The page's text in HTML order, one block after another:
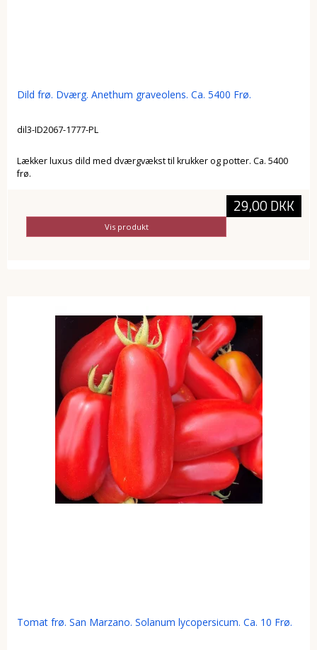
Dild frø. Dværg. Anethum graveolens. Ca. 5400 Frø.
dil3-ID2067-1777-PL
Lækker luxus dild med dværgvækst til krukker og potter. Ca. 5400
frø.
29,00 DKK
Vis produkt
Tomat frø. San Marzano. Solanum lycopersicum. Ca. 10 Frø.